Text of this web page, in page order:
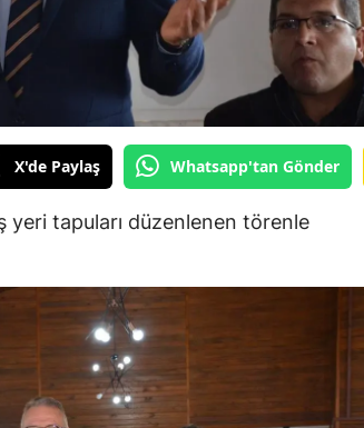
X'de Paylaş Whatsapp'tan Gönder
yeri tapuları düzenlenen törenle